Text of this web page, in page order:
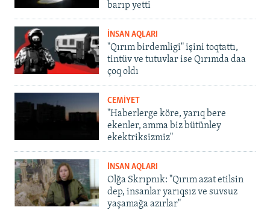
barıp yetti
İNSAN AQLARI
"Qırım birdemligi" işini toqtattı,
tintüv ve tutuvlar ise Qırımda daa
çoq oldı
CEMİYET
"Haberlerge köre, yarıq bere
ekenler, amma biz bütünley
ekektriksizmiz"
İNSAN AQLARI
Olğa Skrıpnık: "Qırım azat etilsin
dep, insanlar yarıqsız ve suvsuz
yaşamağa azırlar"